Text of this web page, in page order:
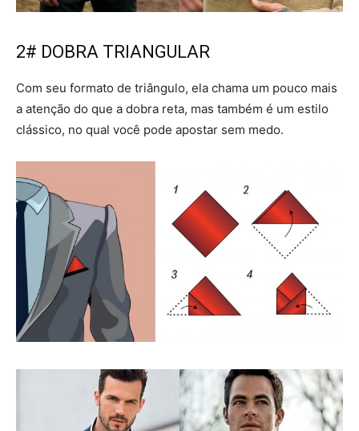
2# DOBRA TRIANGULAR
Com seu formato de triângulo, ela chama um pouco mais
a atenção do que a dobra reta, mas também é um estilo
clássico, no qual você pode apostar sem medo.